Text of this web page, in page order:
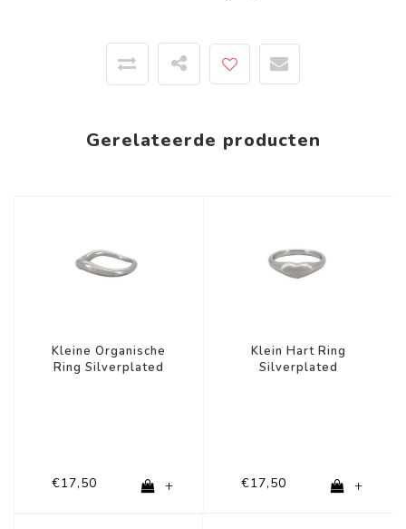
Gerelateerde producten
Kleine Organische
Ring Silverplated
€17,50 +
Klein Hart Ring
Silverplated
€17,50 +